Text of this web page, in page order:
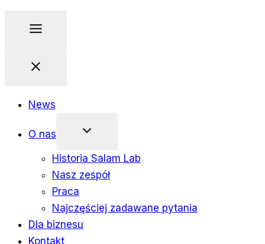
News
O nas
Historia Salam Lab
Nasz zespół
Praca
Najczęściej zadawane pytania
Dla biznesu
Kontakt